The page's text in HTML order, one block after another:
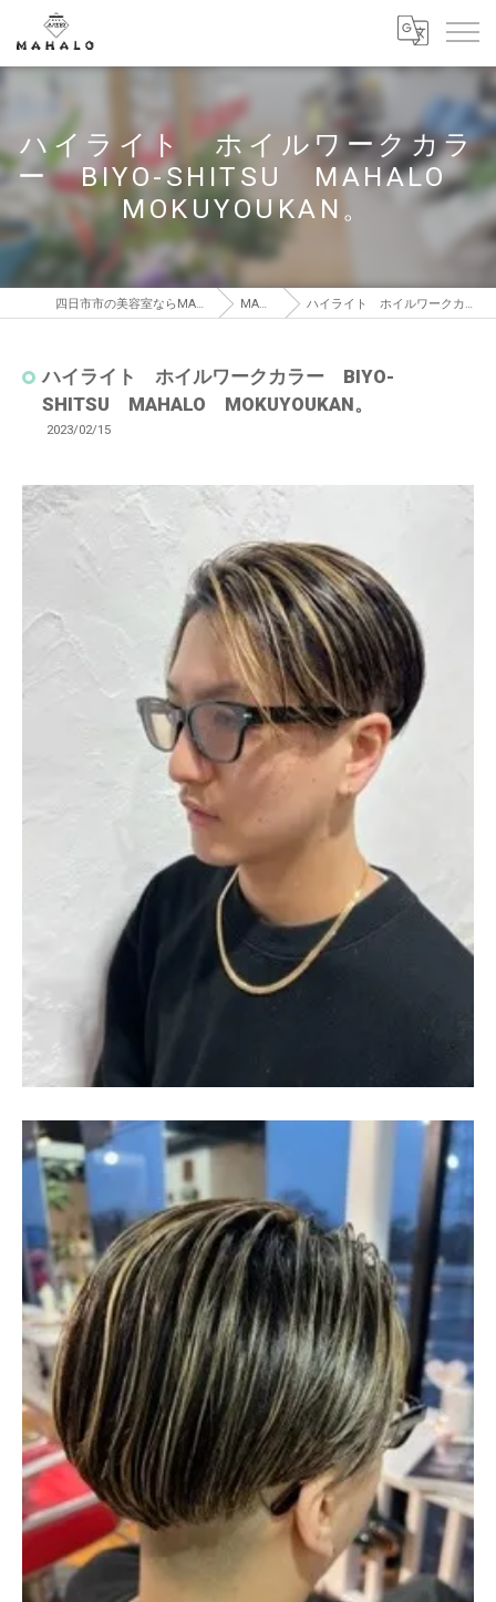
ハイライト ホイルワークカラ
ー BIYO-SHITSU MAHALO
MOKUYOUKAN。
四日市市の美容室ならMAHALO MOKUYOUKAN【マハロ モクヨウカン】 MAHALO BLOG ハイライト ホイルワークカラー BIYO-SHITSU MAHALO MOKUYOUKAN。
ハイライト ホイルワークカラー BIYO-
SHITSU MAHALO MOKUYOUKAN。
2023/02/15